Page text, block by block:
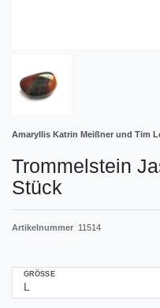
Amaryllis Katrin Meißner und Tim
Trommelstein
Stück
Artikelnummer 11514
GRÖSSE